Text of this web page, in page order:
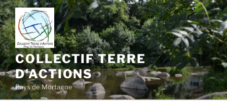
Aller
au
contenu
principal
COLLECTIF TERRE
D'ACTIONS
Pays de Mortagne